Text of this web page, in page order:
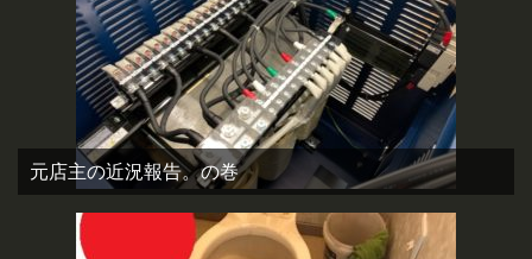
元店主の近況報告。の巻